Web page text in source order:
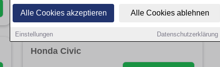
Alle Cookies akzeptieren Alle Cookies ablehnen
Einstellungen Datenschutzerklärung
Honda Civic